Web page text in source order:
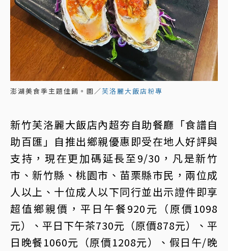
澎湖美食季主題佳餚。圖／芙洛麗大飯店粉專
新竹芙洛麗大飯店內超夯自助餐廳「食譜自
助百匯」自推出鄉親優惠即受在地人好評與
支持，現在更加碼延長至9/30，凡是新竹
市、新竹縣、桃園市、苗栗縣市民，兩位成
人以上、十位成人以下同行並出示證件即享
超值鄉親價，平日午餐920元（原價1098
元）、平日下午茶730元（原價878元）、平
日晚餐1060元（原價1208元）、假日午/晚